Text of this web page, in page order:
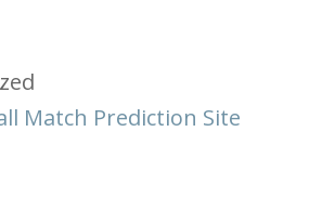
Match Prediction Site